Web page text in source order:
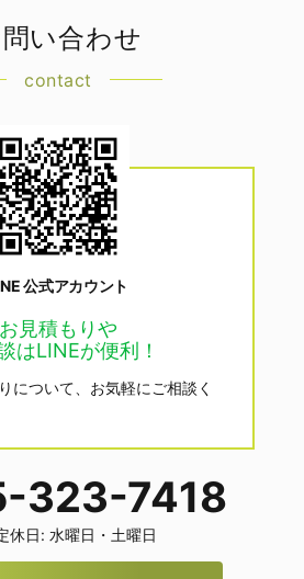
い合わせ
contact
公式アカウント
お見積もりや
はLINEが便利！
について、お気軽にご相談く
323-7418
日: 水曜日・土曜日